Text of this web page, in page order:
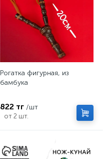
Рогатка фигурная, из
бамбука
822 тг /шт
от 2 шт.